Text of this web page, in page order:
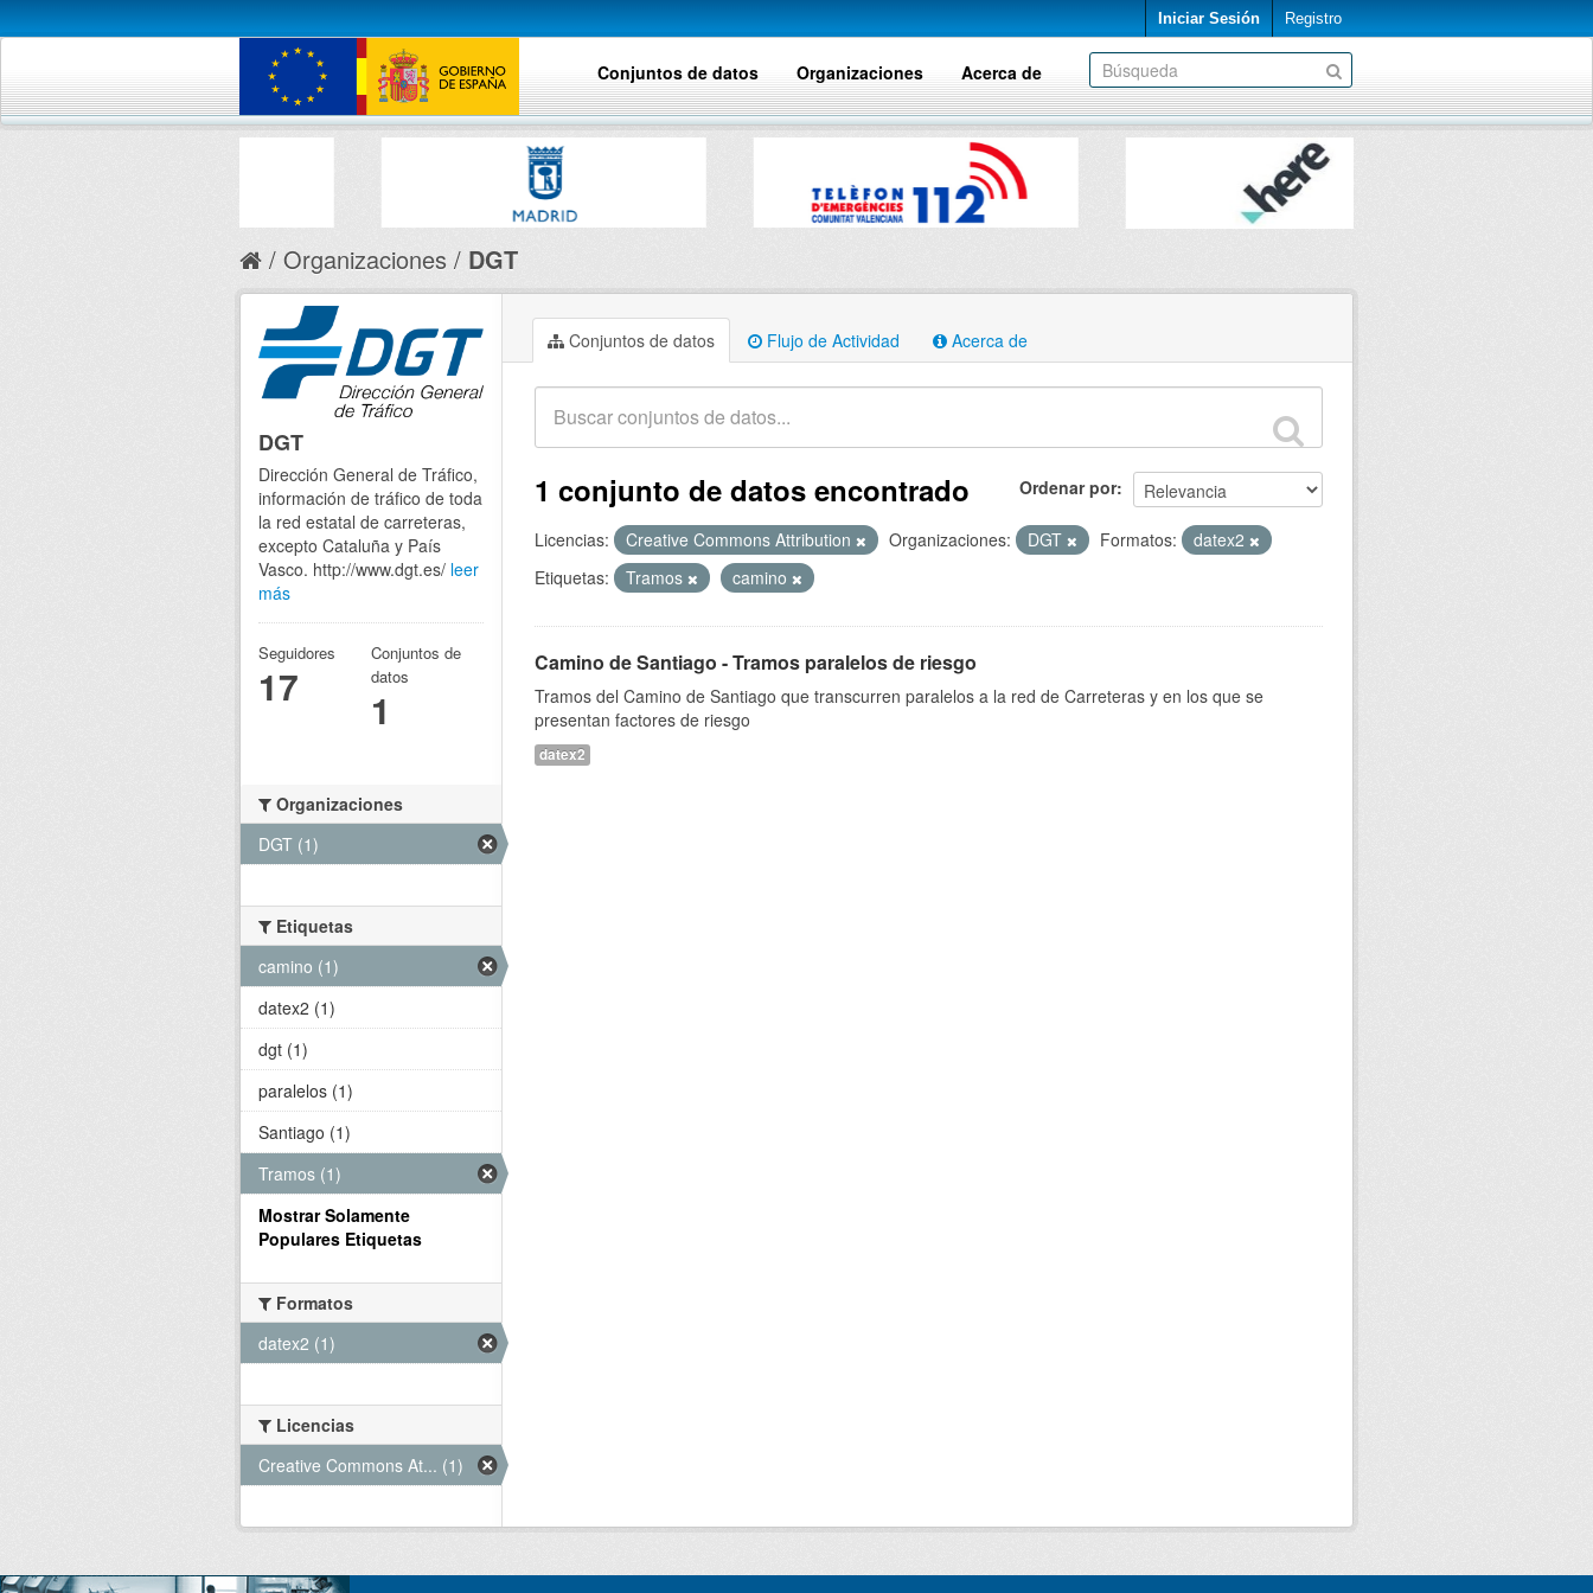
Iniciar Sesión Registro
Conjuntos de datos Organizaciones Acerca de
Organizaciones DGT
Conjuntos de datos Flujo de Actividad Acerca de
Ordenar por
1 conjunto de datos encontrado
Licencias: Creative Commons Attribution Organizaciones: DGT Formatos:
datex2
Etiquetas:
Tramos camino
Camino de Santiago - Tramos paralelos de riesgo
Tramos del Camino de Santiago que transcurren paralelos a la red de Carreteras y en los que se
presentan factores de riesgo
datex2
DGT
Dirección General de Tráfico,
información de tráfico de toda
la red estatal de carreteras,
excepto Cataluña y País
Vasco. http://www.dgt.es/ leer
más
Seguidores
17
Conjuntos de
datos
1
Organizaciones
DGT (1)
Etiquetas
camino (1)
datex2 (1)
dgt (1)
paralelos (1)
Santiago (1)
Tramos (1)
Mostrar Solamente
Populares Etiquetas
Formatos
datex2 (1)
Licencias
Creative Commons At... (1)